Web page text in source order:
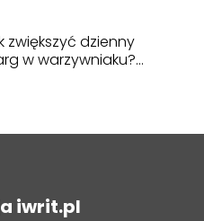
zwiększyć dzienny
w warzywniaku?
iwrit.pl